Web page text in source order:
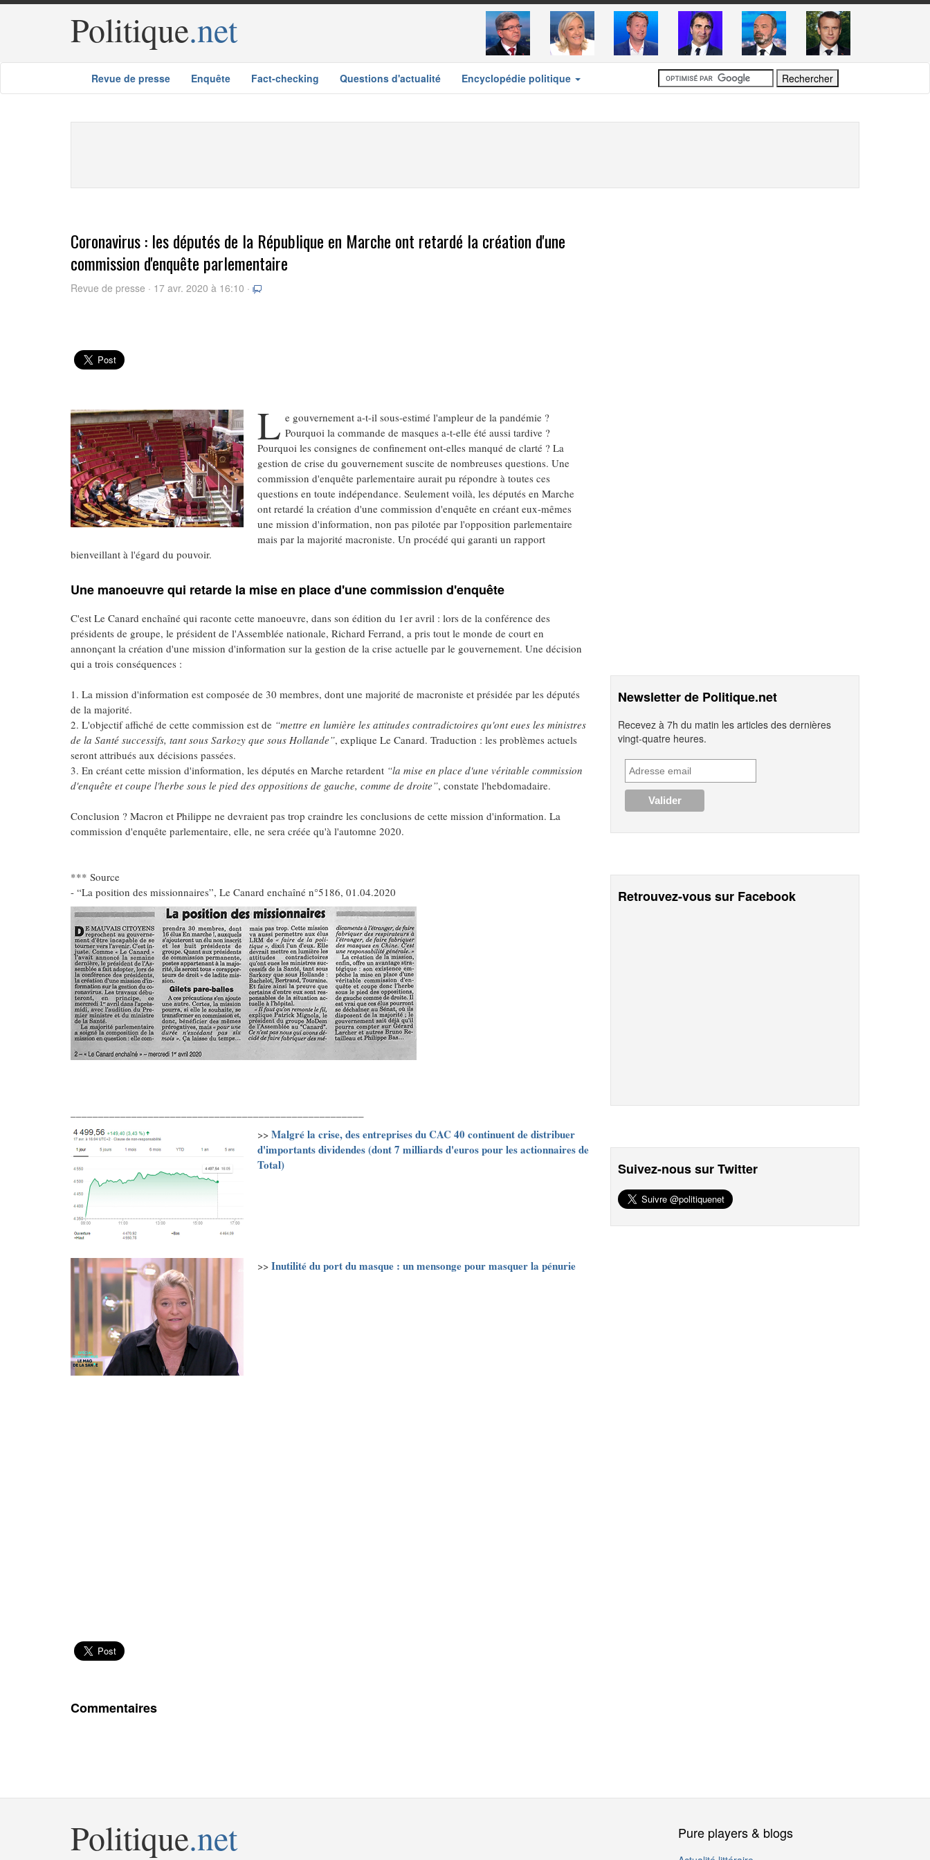
Politique.net
Revue de presse Enquête Fact-checking Questions d'actualité Encyclopédie politique
Coronavirus : les députés de la République en Marche ont retardé la création d'une
commission d'enquête parlementaire
Revue de presse · 17 avr. 2020 à 16:10 ·
L e gouvernement a-t-il sous-estimé l'ampleur de la pandémie ?
Pourquoi la commande de masques a-t-elle été aussi tardive ?
Pourquoi les consignes de confinement ont-elles manqué de clarté ? La
gestion de crise du gouvernement suscite de nombreuses questions. Une
commission d'enquête parlementaire aurait pu répondre à toutes ces
questions en toute indépendance. Seulement voilà, les députés en Marche
ont retardé la création d'une commission d'enquête en créant eux-mêmes
une mission d'information, non pas pilotée par l'opposition parlementaire
mais par la majorité macroniste. Un procédé qui garanti un rapport
bienveillant à l'égard du pouvoir.
Une manoeuvre qui retarde la mise en place d'une commission d'enquête
C'est Le Canard enchaîné qui raconte cette manoeuvre, dans son édition du 1er avril : lors de la conférence des
présidents de groupe, le président de l'Assemblée nationale, Richard Ferrand, a pris tout le monde de court en
annonçant la création d'une mission d'information sur la gestion de la crise actuelle par le gouvernement. Une décision
qui a trois conséquences :
1. La mission d'information est composée de 30 membres, dont une majorité de macroniste et présidée par les députés
de la majorité.
2. L'objectif affiché de cette commission est de “mettre en lumière les attitudes contradictoires qu'ont eues les ministres
de la Santé successifs, tant sous Sarkozy que sous Hollande”, explique Le Canard. Traduction : les problèmes actuels
seront attribués aux décisions passées.
3. En créant cette mission d'information, les députés en Marche retardent “la mise en place d'une véritable commission
d'enquête et coupe l'herbe sous le pied des oppositions de gauche, comme de droite”, constate l'hebdomadaire.
Conclusion ? Macron et Philippe ne devraient pas trop craindre les conclusions de cette mission d'information. La
commission d'enquête parlementaire, elle, ne sera créée qu'à l'automne 2020.
*** Source
- “La position des missionnaires”, Le Canard enchaîné n°5186, 01.04.2020
>> Malgré la crise, des entreprises du CAC 40 continuent de distribuer
d'importants dividendes (dont 7 milliards d'euros pour les actionnaires de
Total)
>> Inutilité du port du masque : un mensonge pour masquer la pénurie
Commentaires
Newsletter de Politique.net
Recevez à 7h du matin les articles des dernières
vingt-quatre heures.
Retrouvez-vous sur Facebook
Suivez-nous sur Twitter
Politique.net Pure players & blogs